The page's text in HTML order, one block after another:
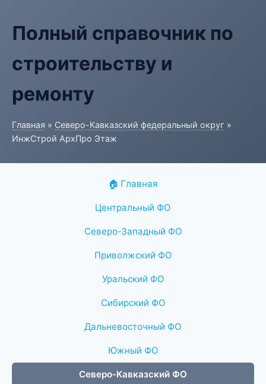
Полный справочник по
строительству и
ремонту
Главная » Северо-Кавказский федеральный округ »
ИнжСтрой АрхПро Этаж
🏠 Главная
Центральный ФО
Северо-Западный ФО
Приволжский ФО
Уральский ФО
Сибирский ФО
Дальневосточный ФО
Южный ФО
Северо-Кавказский ФО